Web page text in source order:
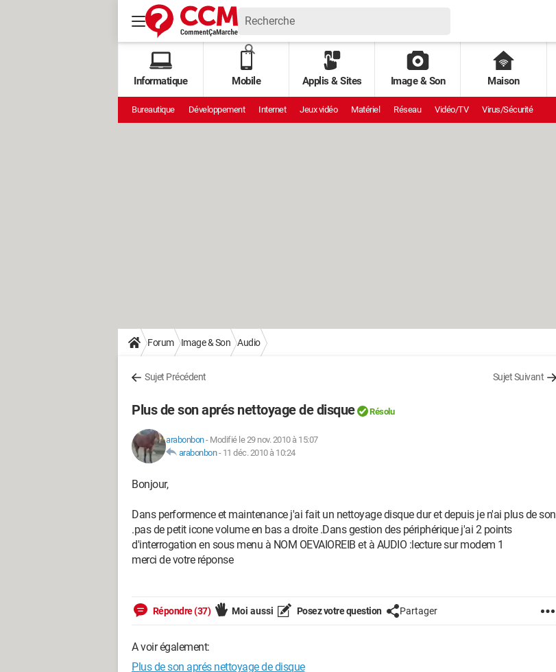
Informatique Mobile Applis & Sites Image & Son Maison
Bureautique Développement Internet Jeux vidéo Matériel Réseau Vidéo/TV Virus/Sécurité
Forum Image & Son Audio
Sujet Précédent Sujet Suivant
Plus de son aprés nettoyage de disque Résolu
arabonbon- Modifié le 29 nov. 2010 à 15:07
arabonbon- 11 déc. 2010 à 10:24
Bonjour,
Dans performence et maintenance j'ai fait un nettoyage disque dur et depuis je n'ai plus de son
.pas de petit icone volume en bas a droite .Dans gestion des périphérique j'ai 2 points
d'interrogation en sous menu à NOM OEVAIOREIB et à AUDIO :lecture sur modem 1
merci de votre réponse
Répondre (37) Moi aussi Posez votre question Partager
A voir également:
Plus de son aprés nettoyage de disque